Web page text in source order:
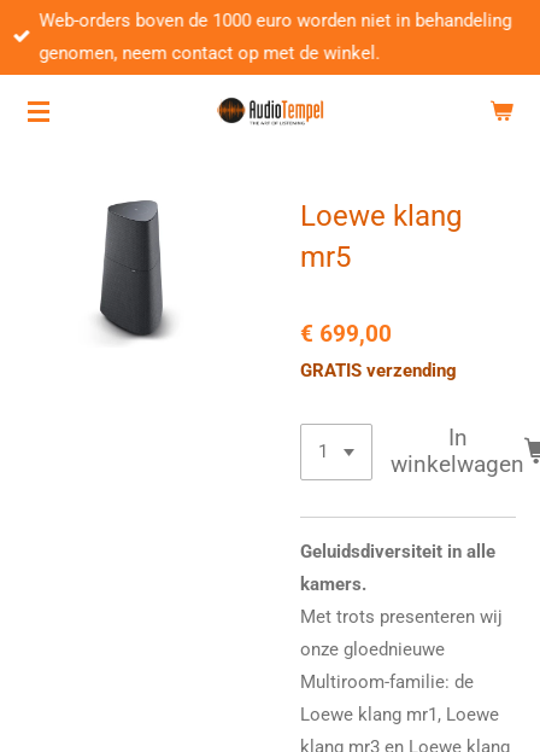
Ga
direct
de
Web-orders boven de 1000 euro worden niet in behandeling
genomen, neem contact op met de winkel.
Loewe klang
mr5
€ 699,00
GRATIS verzending
In
winkelwagen
Geluidsdiversiteit in alle
kamers.
Met trots presenteren wij
onze gloednieuwe
Multiroom-familie: de
Loewe klang mr1, Loewe
klang mr3 en Loewe klang